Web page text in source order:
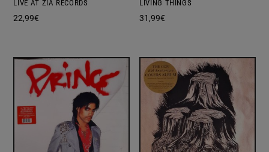
LIVE AT ZIA RECORDS
22,99€
LIVING THINGS
31,99€